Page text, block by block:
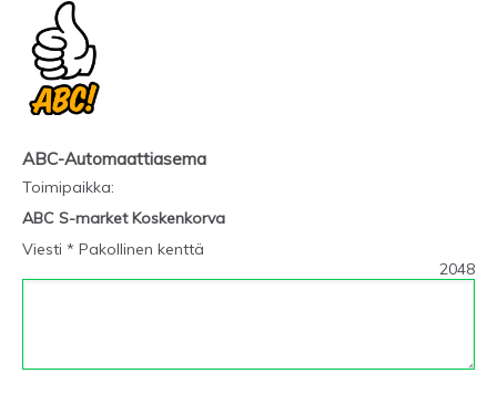
ABC-Automaattiasema
Toimipaikka:
ABC S-market Koskenkorva
Viesti * Pakollinen kenttä
2048